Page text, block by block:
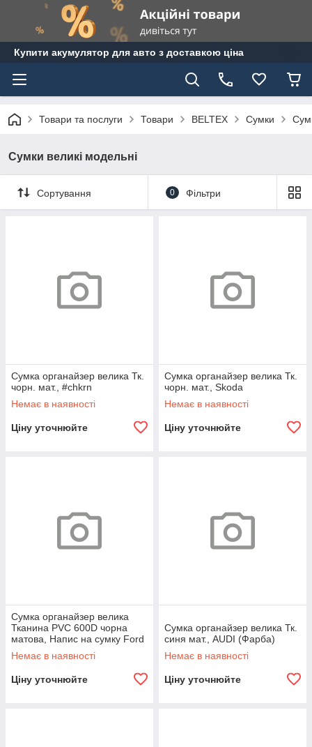
Купити акумулятор для авто з доставкою ціна
Товари та послуги Товари BELTEX Сумки
Сумки великі модельні
Сортування 0 Фільтри
Cумка органайзер велика Тк.
чорн. мат., #chkrn
Немає в наявності
Ціну уточнюйте
Cумка органайзер велика Тк.
чорн. мат., Skoda
Немає в наявності
Ціну уточнюйте
Cумка органайзер велика
Тканина PVC 600D чорна
матова, Напис на сумку Ford
Немає в наявності
Ціну уточнюйте
Сумка органайзер велика Тк.
синя мат., AUDI (Фарба)
Немає в наявності
Ціну уточнюйте